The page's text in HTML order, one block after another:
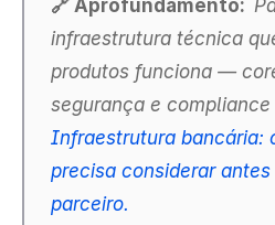
🔗 Aprofundamento:
infraestrutura técnica
produtos funciona —
Infraestrutura bancária:
precisa considerar
parceiro.